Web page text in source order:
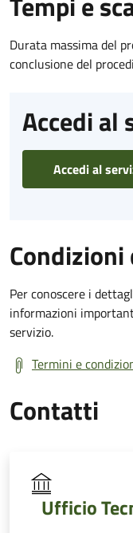
Durata massima del
conclusione del
Accedi al
Accedi al
Per conoscere i
informazioni
servizio.
Termini e
Contatti
Ufficio